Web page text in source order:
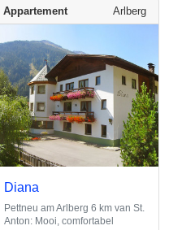
Appartement Arlberg
Diana
Pettneu am Arlberg 6 km van St.
Anton: Mooi, comfortabel